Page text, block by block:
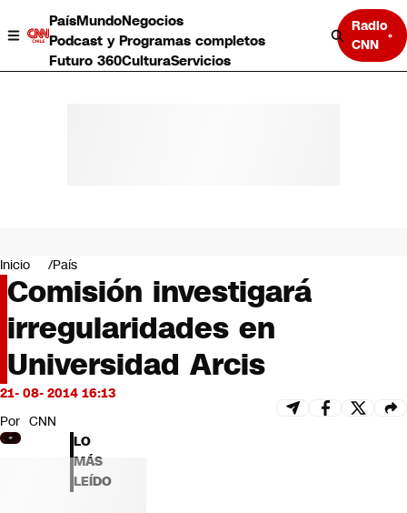
PaísMundoNegocios
Podcast y Programas completos
Futuro 360CulturaServicios
Radio
CNN
Negocios
Deportes
Programas completos
Cultura
Servicios
Bits
CNN tiempo
Futuro 360
Opinión
Inicio País
Comisión investigará
irregularidades en
Universidad Arcis
21- 08- 2014 16:13
Por CNN
LO
MÁS
LEÍDO